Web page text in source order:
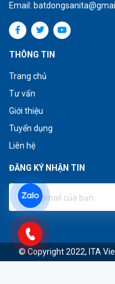
Email:
THÔNG TIN
Trang chủ
Tư vấn
Giới thiệu
Tuyển dụng
Liên hệ
ĐĂNG KÝ NHẬN TIN
© Copyright 2022, ITA